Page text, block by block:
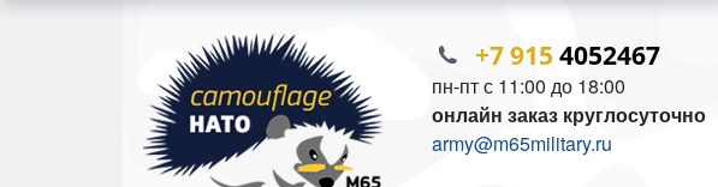
+7 915 4052467
пн-пт с 11:00 до 18:00
онлайн заказ круглосуточно
army@m65military.ru